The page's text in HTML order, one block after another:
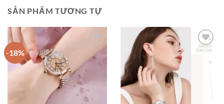
SẢN PHẨM TƯƠNG TỰ
-18%
Add to